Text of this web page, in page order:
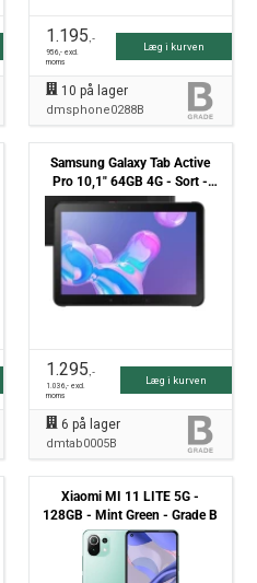
1.195,-
956,- excl.
moms
Læg i kurven
10 på lager
dmsphone0288B
Samsung Galaxy Tab Active
Pro 10,1" 64GB 4G - Sort -
Grade B
1.295,-
1.036,- excl.
moms
Læg i kurven
6 på lager
dmtab0005B
Xiaomi MI 11 LITE 5G -
128GB - Mint Green - Grade B